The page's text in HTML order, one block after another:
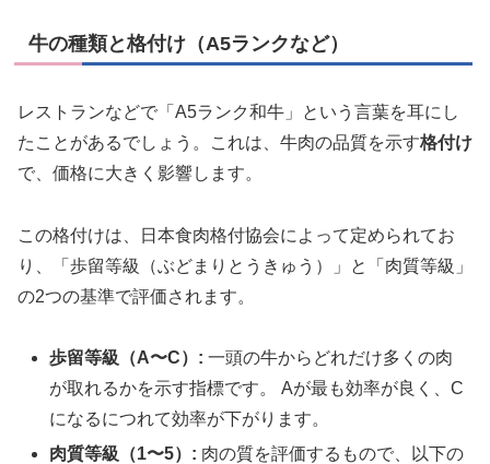
牛の種類と格付け（A5ランクなど）
レストランなどで「A5ランク和牛」という言葉を耳にし
たことがあるでしょう。これは、牛肉の品質を示す格付け
で、価格に大きく影響します。
この格付けは、日本食肉格付協会によって定められてお
り、「歩留等級（ぶどまりとうきゅう）」と「肉質等級」
の2つの基準で評価されます。
歩留等級（A〜C）: 一頭の牛からどれだけ多くの肉
が取れるかを示す指標です。 Aが最も効率が良く、C
になるにつれて効率が下がります。
肉質等級（1〜5）: 肉の質を評価するもので、以下の